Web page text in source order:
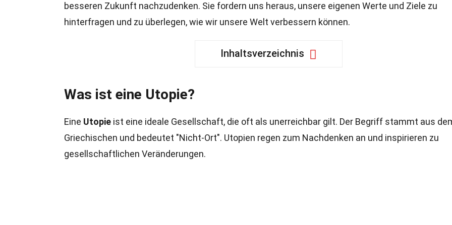
besseren Zukunft nachzudenken. Sie fordern uns heraus, unsere eigenen Werte und Ziele zu
hinterfragen und zu überlegen, wie wir unsere Welt verbessern können.
Inhaltsverzeichnis
Was ist eine Utopie?
Eine Utopie ist eine ideale Gesellschaft, die oft als unerreichbar gilt. Der Begriff stammt aus
Griechischen und bedeutet "Nicht-Ort". Utopien regen zum Nachdenken an und inspirieren zu
gesellschaftlichen Veränderungen.